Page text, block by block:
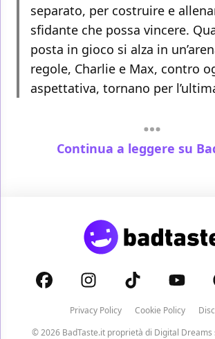
separato, per costruire e
sfidante che possa vincere.
posta in gioco si alza in
regole, Charlie e Max, contro
aspettativa, tornano per
Continua a leggere su
Privacy Policy Cookie Policy
© 2026 BadTaste.it proprietà di Digital Dreams